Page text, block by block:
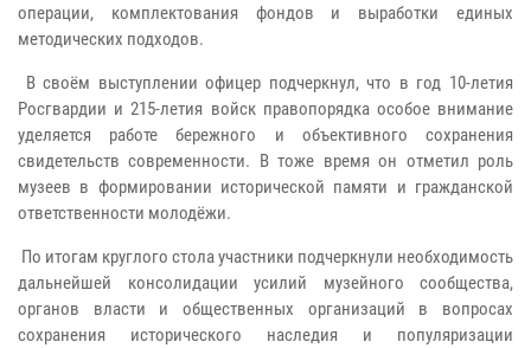
операции, комплектования фондов и выработки единых
методических подходов.
В своём выступлении офицер подчеркнул, что в год 10-летия
Росгвардии и 215-летия войск правопорядка особое внимание
уделяется работе бережного и объективного сохранения
свидетельств современности. В тоже время он отметил роль
музеев в формировании исторической памяти и гражданской
ответственности молодёжи.
По итогам круглого стола участники подчеркнули необходимость
дальнейшей консолидации усилий музейного сообщества,
органов власти и общественных организаций в вопросах
сохранения исторического наследия и популяризации